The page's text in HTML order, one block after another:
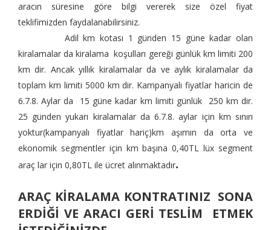
aracın süresine göre bilgi vererek size özel fiyat
teklifimizden faydalanabilirsiniz.
Adil km kotası 1 günden 15 güne kadar olan
kiralamalar da kiralama koşulları gereği günlük km limiti 200
km dir. Ancak yıllık kiralamalar da ve aylık kiralamalar da
toplam km limiti 5000 km dir. Kampanyalı fiyatlar haricin de
6.7.8. Aylar da 15 güne kadar km limiti günlük 250 km dir.
25 günden yukarı kiralamalar da 6.7.8. aylar için km sınırı
yoktur(kampanyalı fiyatlar hariç)km aşımın da orta ve
ekonomik segmentler için km başına 0,40TL lüx segment
araç lar için 0,80TL ile ücret alınmaktadır.
ARAÇ KİRALAMA KONTRATINIZ SONA
ERDİĞİ VE ARACI GERİ TESLİM ETMEK